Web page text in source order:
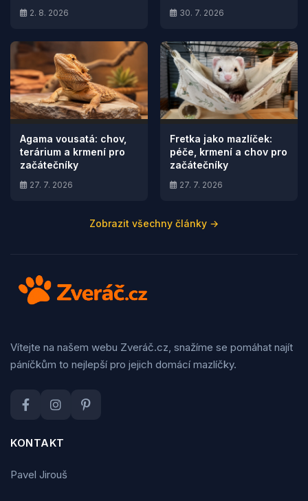
2. 8. 2026 30. 7. 2026
Agama vousatá: chov,
terárium a krmení pro
začátečníky
27. 7. 2026
Fretka jako mazlíček:
péče, krmení a chov pro
začátečníky
27. 7. 2026
Zobrazit všechny články →
Vítejte na našem webu Zveráč.cz, snažíme se pomáhat najít
páníčkům to nejlepší pro jejich domácí mazlíčky.
KONTAKT
Pavel Jirouš